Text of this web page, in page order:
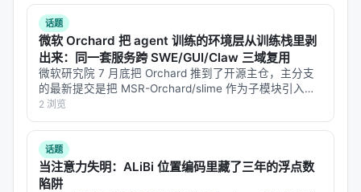
H: harness（状态化程序）
M: 固定的语言模型
τ: rollout 轨迹
r(τ, x): 任务特定奖励
话题
微软 Orchard 把 agent 训练的环境层从训练栈里剥
出来：同一套服务跨 SWE/GUI/Claw 三域复用
微软研究院 7 月底把 Orchard 推到了开源主仓，主分支
的最新提交是把 MSR-Orchard/slime 作为子模块引入训
练器。Orchard 不是一个 agent 框架——它是 agent 训
练的"环境层"，专门解决"我想训练一…
2 浏览
话题
当注意力失明：ALiBi 位置编码里藏了三年的浮点数
陷阱